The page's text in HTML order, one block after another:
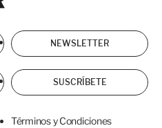
NEWSLETTER
SUSCRÍBETE
Términos y Condiciones